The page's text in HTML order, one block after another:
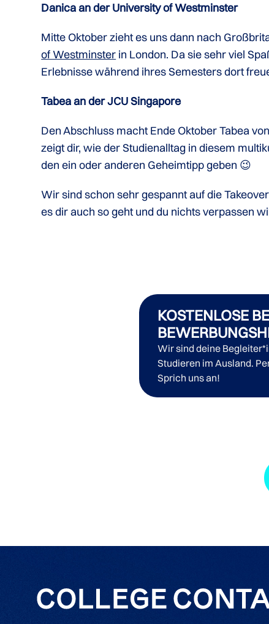
Danica an der University of Westminster
Mitte Oktober zieht es uns dann nach
of Westminster in London. Da sie sehr viel
Erlebnisse während ihres Semesters dort
Tabea an der JCU Singapore
Den Abschluss macht Ende Oktober Tabea
zeigt dir, wie der Studienalltag in diesem
den ein oder anderen Geheimtipp geben 😉
Wir sind schon sehr gespannt auf die
es dir auch so geht und du nichts verpassen
KOSTENLOSE
Wir sind deine
Studieren im Ausland.
Sprich uns an!